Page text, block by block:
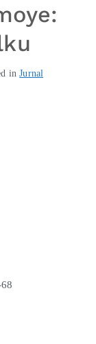
inJurnal